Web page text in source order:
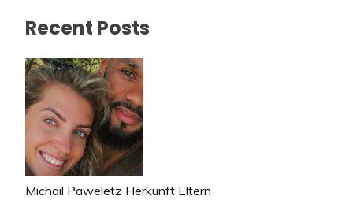
Recent Posts
Michail Paweletz Herkunft Eltern